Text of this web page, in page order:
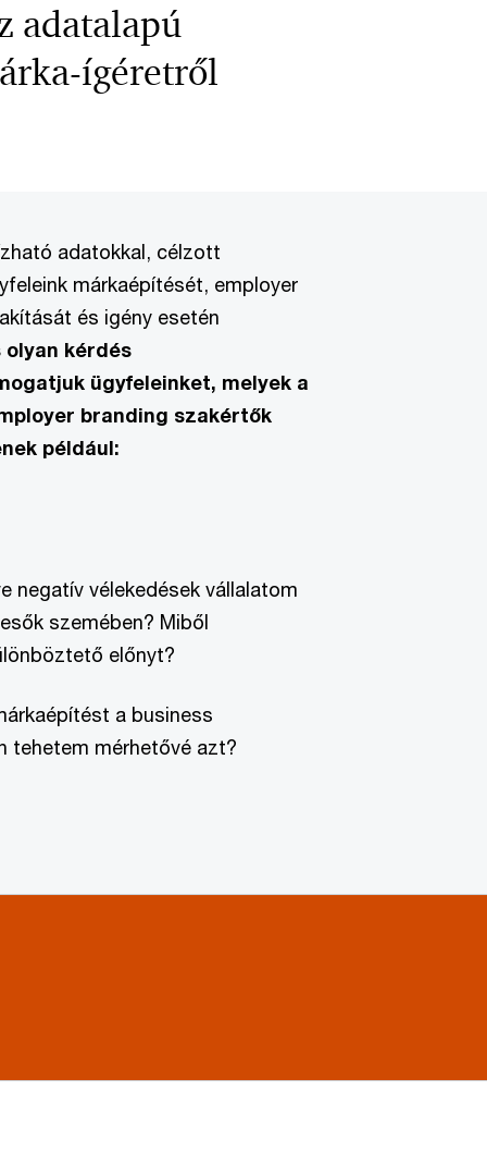
adatalapú
ígéretről
adatokkal, célzott
márkaépítését, employer
és igény esetén
olyan kérdés
ügyfeleinket, melyek a
branding szakértők
például:
negatív vélekedések vállalatom
szemében? Miből
előnyt?
a business
tehetem mérhetővé azt?